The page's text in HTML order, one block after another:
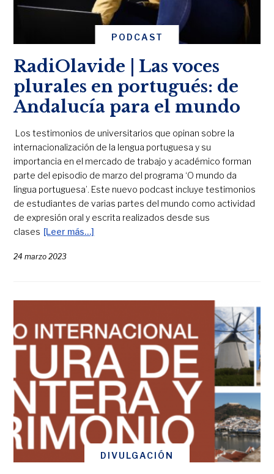
PODCAST
RadiOlavide | Las voces
plurales en portugués: de
Andalucía para el mundo
Los testimonios de universitarios que opinan sobre la
internacionalización de la lengua portuguesa y su
importancia en el mercado de trabajo y académico forman
parte del episodio de marzo del programa ‘O mundo da
língua portuguesa’. Este nuevo podcast incluye testimonios
de estudiantes de varias partes del mundo como actividad
de expresión oral y escrita realizados desde sus
clases [Leer más…]
24 marzo 2023
DIVULGACIÓN